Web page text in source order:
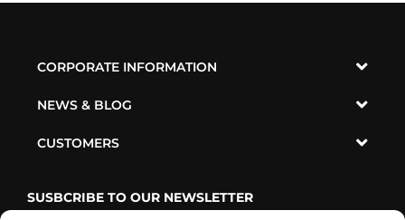
CORPORATE INFORMATION
NEWS & BLOG
CUSTOMERS
SUSBCRIBE TO OUR NEWSLETTER